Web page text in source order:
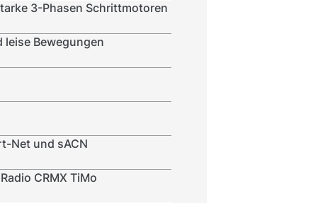
3-Phasen Schrittmotoren
leise Bewegungen
Net und sACN
CRMX TiMo